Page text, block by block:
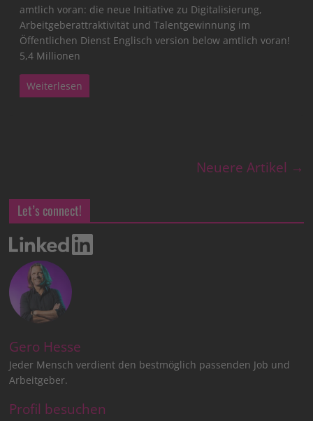
amtlich voran: die neue Initiative zu Digitalisierung,
Arbeitgeberattraktivität und Talentgewinnung im
Öffentlichen Dienst Englisch version below amtlich voran!
5,4 Millionen
Weiterlesen
Neuere Artikel →
Let’s connect!
Gero Hesse
Jeder Mensch verdient den bestmöglich passenden Job und
Arbeitgeber.
Profil besuchen